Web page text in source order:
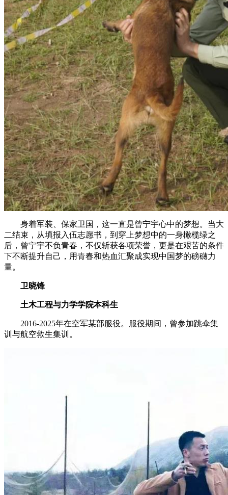
身着军装、保家卫国，这一直是曾宁宇心中的梦想。当大
二结束，从填报入伍志愿书，到穿上梦想中的一身橄榄绿之
后，曾宁宇不负青春，不仅斩获各项荣誉，更是在艰苦的条件
下不断提升自己，用青春和热血汇聚成实现中国梦的磅礴力
量。
卫晓锋
土木工程与力学学院本科生
2016-2025年在空军某部服役。服役期间，曾参加跳伞集
训与航空救生集训。